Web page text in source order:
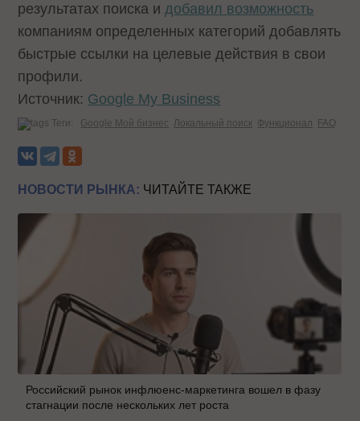
результатах поиска идобавил возможность
компаниям определенных категорий добавлять
быстрые ссылки на целевые действия в свои
профили.
Источник: Google My Business
Теги: Google Мой бизнес Локальный поиск Функционал FAQ
НОВОСТИ РЫНКА: ЧИТАЙТЕ ТАКЖЕ
Российский рынок инфлюенс-маркетинга вошел в фазу
стагнации после нескольких лет роста